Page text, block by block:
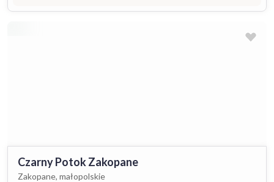
Czarny Potok Zakopane
Zakopane, małopolskie